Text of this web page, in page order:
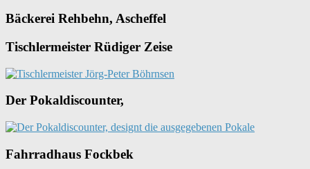
Bäckerei Rehbehn, Ascheffel
Tischlermeister Rüdiger Zeise
Der Pokaldiscounter,
Fahrradhaus Fockbek